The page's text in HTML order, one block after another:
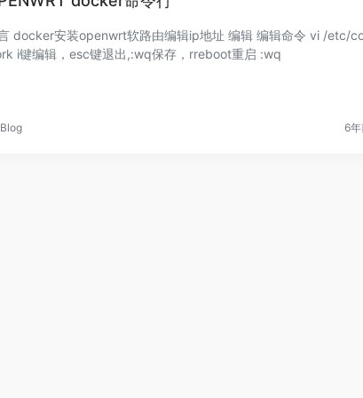
docker安装openwrt软路由编辑ip地址 编辑 编辑命令 vi /etc/config/net
work i键编辑，esc键退出,:wq保存，rreboot重启 :wq
Blog 6